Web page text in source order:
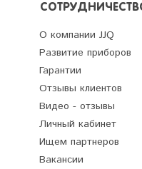
О компании JJQ
Развитие приборов
Гарантии
Отзывы клиентов
Видео - отзывы
Личный кабинет
Ищем партнеров
Вакансии